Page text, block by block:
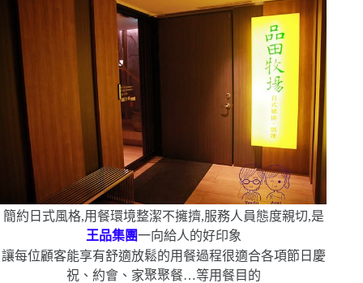
簡約日式風格,用餐環境整潔不擁擠,服務人員態度親切,是
王品集團一向給人的好印象
讓每位顧客能享有舒適放鬆的用餐過程很適合各項節日慶
祝、約會、家聚聚餐…等用餐目的